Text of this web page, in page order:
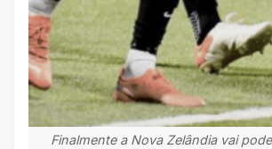
Finalmente a Nova Zelândia vai